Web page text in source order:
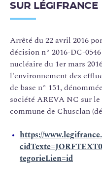
SUR LÉGIFRANCE
Arrêté du 22 avril 2016
décision n° 2016-DC-
nucléaire du 1er mars
l'environnement des
de base n° 151,
société AREVA NC sur
commune de Chusclan
https://
tegorieLien=id